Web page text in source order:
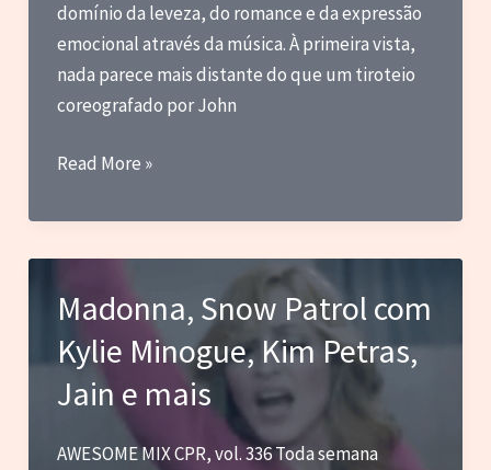
domínio da leveza, do romance e da expressão
emocional através da música. À primeira vista,
nada parece mais distante do que um tiroteio
coreografado por John
Musicais
cinema
de
têm
muito
em
comum
Read More »
Madonna, Snow Patrol com
Kylie Minogue, Kim Petras,
Jain e mais
AWESOME MIX CPR, vol. 336 Toda semana